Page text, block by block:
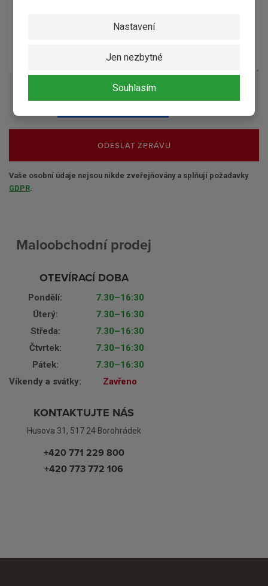
Nastavení
Jen nezbytné
Souhlasím
ODESLAT ZPRÁVU
Vaše osobní údaje nejsou nikde zveřejňovány a splňují požadavky
GDPR.
Maloobchodní prodej
OTEVÍRACÍ DOBA
Pondělí:
7.30–16:30
Úterý:
7.30–16:30
Středa:
7.30–16:30
Čtvrtek:
7.30–16:30
Pátek:
7.30–16:30
Víkendy a svátky:
Zavřeno
KONTAKTUJTE NÁS
Husova 31, 517 24 Borohrádek
+420 771 229 800
+420 773 772 106